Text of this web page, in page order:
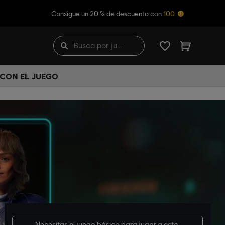
Consigue un 20 % de descuento con 100
EL JUEGO